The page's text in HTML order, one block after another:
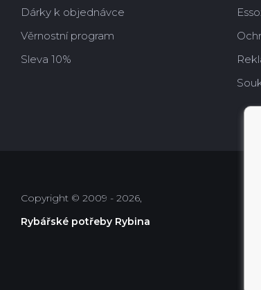
Dárky k objednávce
Věrnostní program
Sleva 10%
Copyright © 2009 - 2026,
Rybářské potřeby Rybina